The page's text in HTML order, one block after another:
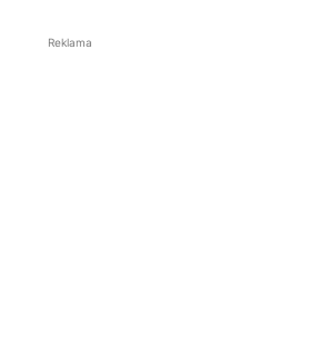
Reklama